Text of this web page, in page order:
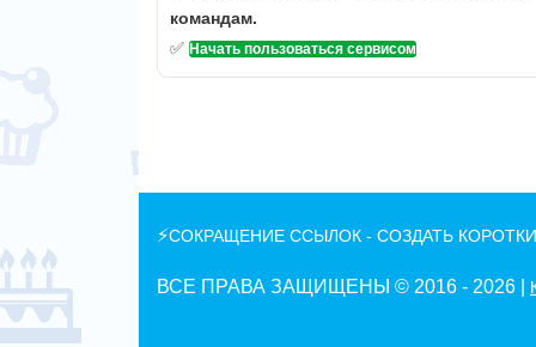
командам.
✅ Начать пользоваться сервисом
⚡СОКРАЩЕНИЕ ССЫЛОК - СОЗДАТЬ
ВСЕ ПРАВА ЗАЩИЩЕНЫ © 2016 - 2026 |